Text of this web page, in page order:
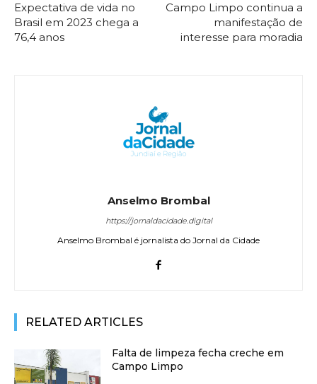
Expectativa de vida no
Brasil em 2023 chega a
76,4 anos
Campo Limpo continua a
manifestação de
interesse para moradia
Anselmo Brombal
https://jornaldacidade.digital
Anselmo Brombal é jornalista do Jornal da Cidade
RELATED ARTICLES
Falta de limpeza fecha creche em
Campo Limpo